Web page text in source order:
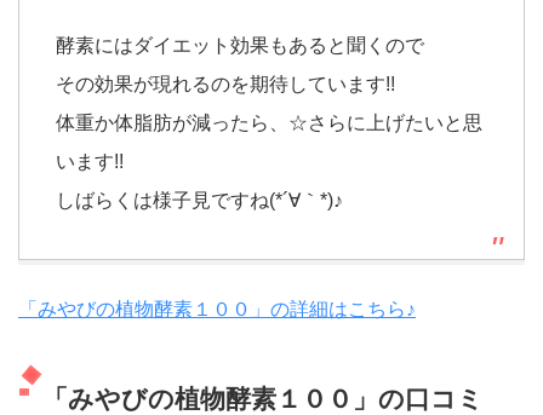
酵素にはダイエット効果もあると聞くので
その効果が現れるのを期待しています!!
体重か体脂肪が減ったら、☆さらに上げたいと思
います!!
しばらくは様子見ですね(*´∀｀*)♪
「みやびの植物酵素１００」の詳細はこちら♪
「みやびの植物酵素１００」の口コミ